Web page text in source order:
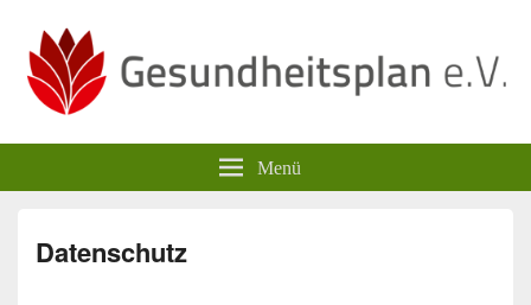
Gesundheitsplan e.V.
Menü
Datenschutz